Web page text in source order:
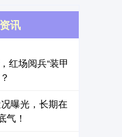
讯
红场阅兵“装甲
曝光，长期在
气！